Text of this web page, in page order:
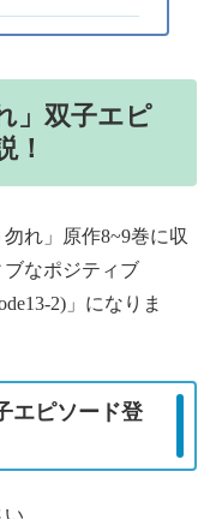
」双子エピ
！
れ」原作8~9巻に収
なポジティブ
2)」になりま
エピソード登
。